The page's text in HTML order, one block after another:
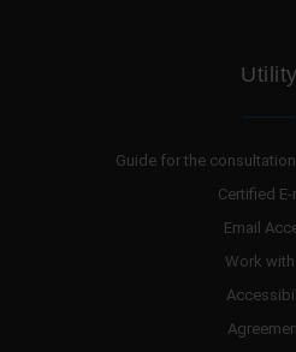
Utility
Guide for the
Certified E-
Email
Work